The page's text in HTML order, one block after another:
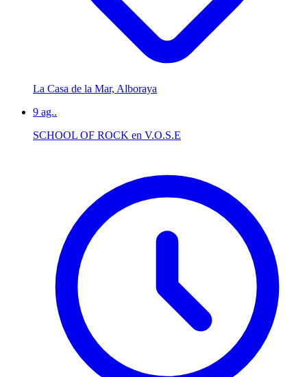
La Casa de la Mar, Alboraya
9 ag..
SCHOOL OF ROCK en V.O.S.E